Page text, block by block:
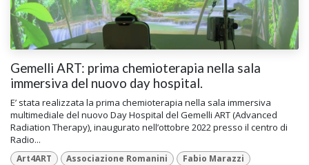
Gemelli ART: prima chemioterapia nella sala
immersiva del nuovo day hospital.
E’ stata realizzata la prima chemioterapia nella sala immersiva
multimediale del nuovo Day Hospital del Gemelli ART (Advanced
Radiation Therapy), inaugurato nell’ottobre 2022 presso il centro di
Radio...
Art4ART Associazione Romanini
Fabio Marazzi